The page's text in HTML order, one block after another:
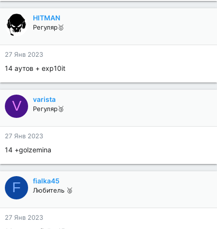
HITMAN
Регуляр🥇
27 Янв 2023
14 аутов + exp10it
V varista
Регуляр🥉
27 Янв 2023
14 +golzemina
F fialka45
Любитель 🥈
27 Янв 2023